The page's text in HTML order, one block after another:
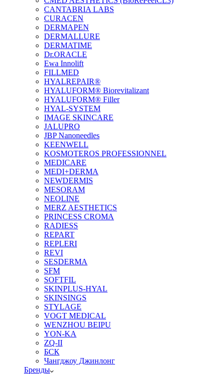
CANTABRIA LABS
CURACEN
DERMAPEN
DERMALLURE
DERMATIME
Dr.ORACLE
Ewa Innolift
FILLMED
НYALREPAIR®
HYALUFORM® Biorevitalizant
HYALUFORM® Filler
HYAL-SYSTEM
IMAGE SKINCARE
JALUPRO
JBP Nanoneedles
KEENWELL
KOSMOTEROS PROFESSIONNEL
MEDICARE
MEDI+DERMA
NEWDERMIS
MESORAM
NEOLINE
MERZ AESTHETICS
PRINCESS CROMA
RADIESS
REPART
REPLERI
REVI
SESDERMA
SFM
SOFTFIL
SKINPLUS-HYAL
SKINSINGS
STYLAGE
VOGT MEDICAL
WENZHOU BEIPU
YON-KA
ZQ-II
БСК
Чангджоу Джинлонг
Бренды